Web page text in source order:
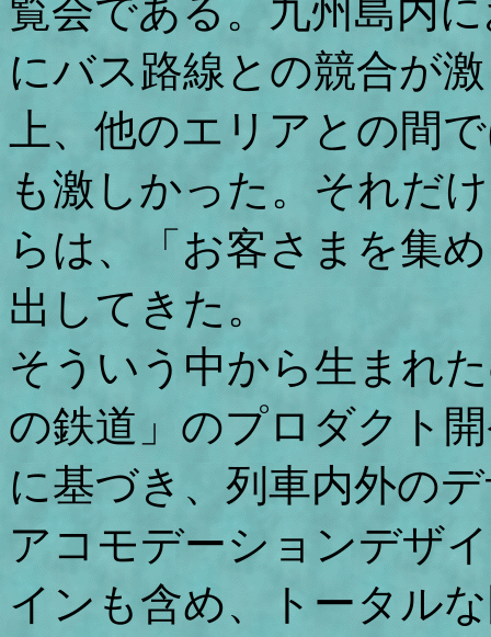
覧会である。九州島内
にバス路線との競合が
上、他のエリアとの間
も激しかった。それだ
らは、「お客さまを集
出してきた。
そういう中から生まれ
の鉄道」のプロダクト
に基づき、列車内外の
アコモデーションデザ
インも含め、トータル